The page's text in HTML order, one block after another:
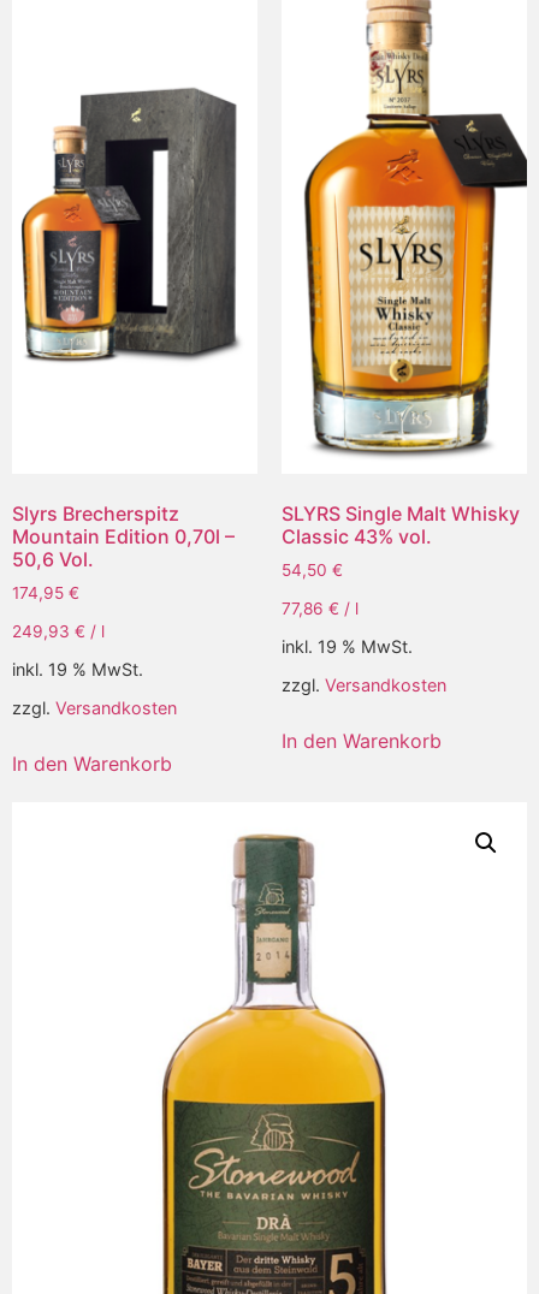
Slyrs Brecherspitz
Mountain Edition 0,70l –
50,6 Vol.
174,95 €
249,93 € / l
inkl. 19 % MwSt.
zzgl. Versandkosten
In den Warenkorb
SLYRS Single Malt Whisky
Classic 43% vol.
54,50 €
77,86 € / l
inkl. 19 % MwSt.
zzgl. Versandkosten
In den Warenkorb